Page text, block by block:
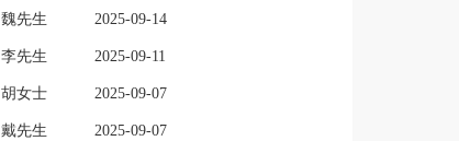
魏先生 2025-09-14
李先生 2025-09-11
胡女士 2025-09-07
戴先生 2025-09-07